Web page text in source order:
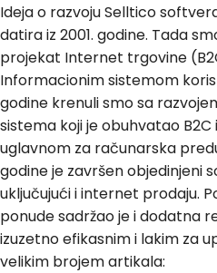
Ideja o razvoju Selltico
datira iz 2001. godine. Tada
projekat Internet trgovine
Informacionim sistemom
godine krenuli smo sa
sistema koji je obuhvatao
uglavnom za računarska
godine je završen objedinjeni
uključujući i internet prodaju.
ponude sadržao je i dodatna
izuzetno efikasnim i lakim za
velikim brojem artikala: